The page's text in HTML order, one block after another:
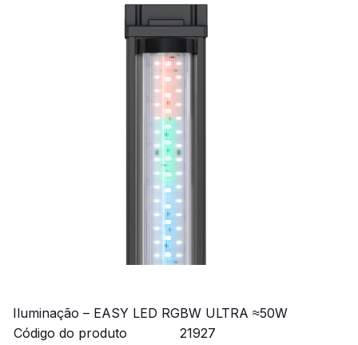
Iluminação – EASY LED RGBW ULTRA ≈50W
Código do produto
21927